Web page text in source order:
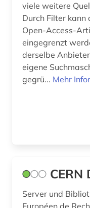
wörterbuch
viele weitere
Durch Filter kann
Open-Access-
eingegrenzt
derselbe
eigene Suchmaschine an.
gegrü... Mehr
CERN
Server und